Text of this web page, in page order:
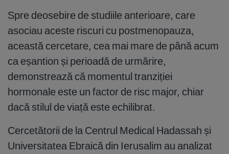
Spre deosebire de studiile anterioare, care
asociau aceste riscuri cu postmenopauza,
această cercetare, cea mai mare de până acum
ca eșantion și perioadă de urmărire,
demonstrează că momentul tranziției
hormonale este un factor de risc major, chiar
dacă stilul de viață este echilibrat.
Cercetătorii de la Centrul Medical Hadassah și
Universitatea Ebraică din Ierusalim au analizat